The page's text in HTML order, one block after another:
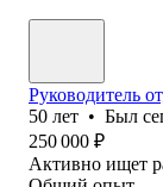
Руководитель
50 лет • Был
250 000 ₽
Активно ищет